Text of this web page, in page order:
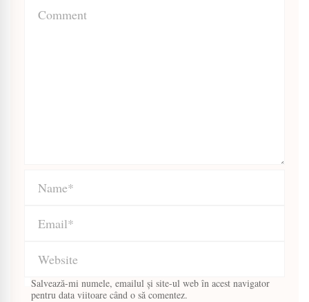
Salvează-mi numele, emailul și site-ul web în acest navigator
pentru data viitoare când o să comentez.